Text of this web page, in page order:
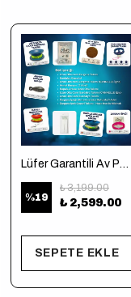
Lüfer Garantili Av Paketi
%19
₺ 3,199.00
₺ 2,599.00
SEPETE EKLE